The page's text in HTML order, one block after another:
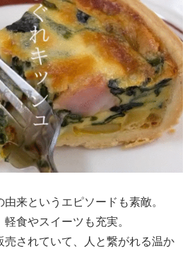
来というエピソードも素敵。
食やスイーツも充実。
売されていて、人と繋がれる温か